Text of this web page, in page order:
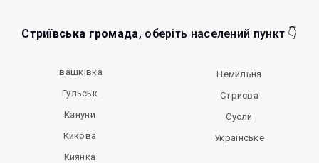
Стриївська громада, оберіть населений пункт 👇
Івашківка
Гульськ
Кануни
Кикова
Киянка
Немильня
Стриєва
Сусли
Українське